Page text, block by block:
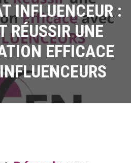
INFLUENCEUR :
RÉUSSIR UNE
EFFICACE